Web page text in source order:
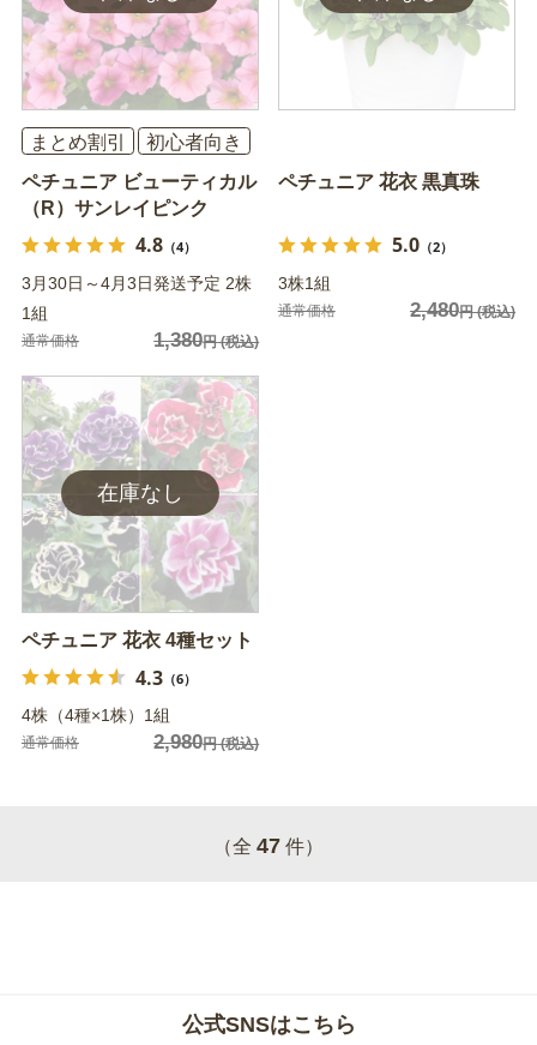
まとめ割引
初心者向き
ペチュニア ビューティカル
（R）サンレイピンク
4.8（4）
3月30日～4月3日発送予定 2株
1組
通常価格 1,380円(税込)
ペチュニア 花衣 黒真珠
5.0（2）
3株1組
通常価格 2,480円(税込)
ペチュニア 花衣 4種セット
4.3（6）
4株（4種×1株）1組
通常価格 2,980円(税込)
（全 47 件）
公式SNSはこちら